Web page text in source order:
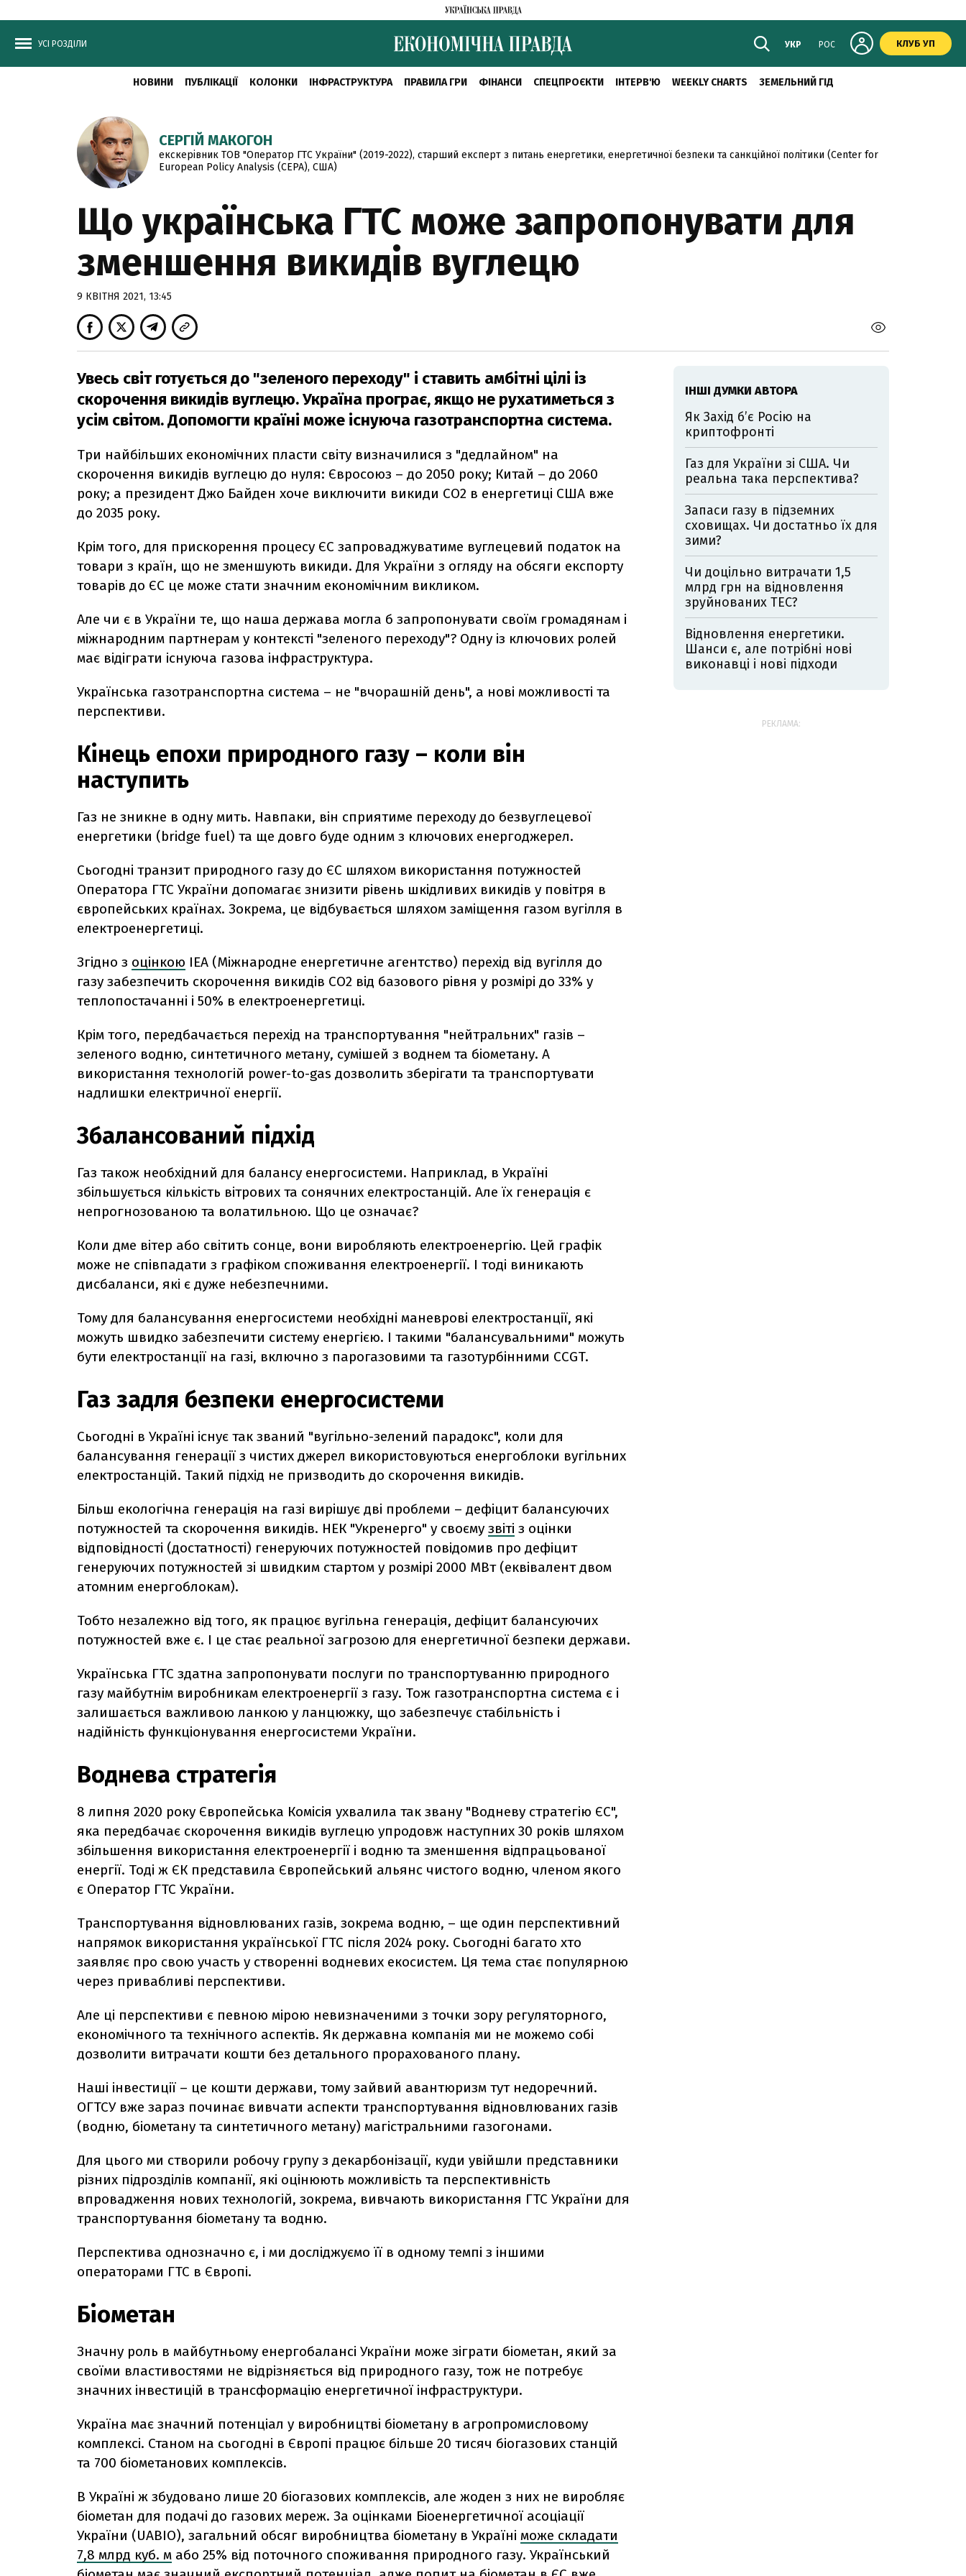
УСІ РОЗДІЛИ УКР РОС КЛУБ УП
НОВИНИ ПУБЛІКАЦІЇ КОЛОНКИ ІНФРАСТРУКТУРА ПРАВИЛА ГРИ ФІНАНСИ СПЕЦПРОЄКТИ ІНТЕРВ'Ю WEEKLY CHARTS ЗЕМЕЛЬНИЙ ГІД
СЕРГІЙ МАКОГОН
екскерівник ТОВ "Оператор ГТС України" (2019-2022), старший експерт з питань енергетики, енергетичної безпеки та санкційної політики (Center for
European Policy Analysis (CEPA), США)
Що українська ГТС може запропонувати для
зменшення викидів вуглецю
9 КВІТНЯ 2021, 13:45
Увесь світ готується до "зеленого переходу" і ставить амбітні цілі із
скорочення викидів вуглецю. Україна програє, якщо не рухатиметься з
усім світом. Допомогти країні може існуюча газотранспортна система.
Три найбільших економічних пласти світу визначилися з "дедлайном" на
скорочення викидів вуглецю до нуля: Євросоюз – до 2050 року; Китай – до 2060
року; а президент Джо Байден хоче виключити викиди СО2 в енергетиці США вже
до 2035 року.
Крім того, для прискорення процесу ЄС запроваджуватиме вуглецевий податок на
товари з країн, що не зменшують викиди. Для України з огляду на обсяги експорту
товарів до ЄС це може стати значним економічним викликом.
Але чи є в України те, що наша держава могла б запропонувати своїм громадянам і
міжнародним партнерам у контексті "зеленого переходу"? Одну із ключових ролей
має відіграти існуюча газова інфраструктура.
Українська газотранспортна система – не "вчорашній день", а нові можливості та
перспективи.
Кінець епохи природного газу – коли він
наступить
Газ не зникне в одну мить. Навпаки, він сприятиме переходу до безвуглецевої
енергетики (bridge fuel) та ще довго буде одним з ключових енергоджерел.
Сьогодні транзит природного газу до ЄС шляхом використання потужностей
Оператора ГТС України допомагає знизити рівень шкідливих викидів у повітря в
європейських країнах. Зокрема, це відбувається шляхом заміщення газом вугілля в
електроенергетиці.
Згідно з оцінкою IEA (Міжнародне енергетичне агентство) перехід від вугілля до
газу забезпечить скорочення викидів СО2 від базового рівня у розмірі до 33% у
теплопостачанні і 50% в електроенергетиці.
Крім того, передбачається перехід на транспортування "нейтральних" газів –
зеленого водню, синтетичного метану, сумішей з воднем та біометану. А
використання технологій power-to-gas дозволить зберігати та транспортувати
надлишки електричної енергії.
Збалансований підхід
Газ також необхідний для балансу енергосистеми. Наприклад, в Україні
збільшується кількість вітрових та сонячних електростанцій. Але їх генерація є
непрогнозованою та волатильною. Що це означає?
Коли дме вітер або світить сонце, вони виробляють електроенергію. Цей графік
може не співпадати з графіком споживання електроенергії. І тоді виникають
дисбаланси, які є дуже небезпечними.
Тому для балансування енергосистеми необхідні маневрові електростанції, які
можуть швидко забезпечити систему енергією. І такими "балансувальними" можуть
бути електростанції на газі, включно з парогазовими та газотурбінними CCGT.
Газ задля безпеки енергосистеми
Сьогодні в Україні існує так званий "вугільно-зелений парадокс", коли для
балансування генерації з чистих джерел використовуються енергоблоки вугільних
електростанцій. Такий підхід не призводить до скорочення викидів.
Більш екологічна генерація на газі вирішує дві проблеми – дефіцит балансуючих
потужностей та скорочення викидів. НЕК "Укренерго" у своєму звіті з оцінки
відповідності (достатності) генеруючих потужностей повідомив про дефіцит
генеруючих потужностей зі швидким стартом у розмірі 2000 МВт (еквівалент двом
атомним енергоблокам).
Тобто незалежно від того, як працює вугільна генерація, дефіцит балансуючих
потужностей вже є. І це стає реальної загрозою для енергетичної безпеки держави.
Українська ГТС здатна запропонувати послуги по транспортуванню природного
газу майбутнім виробникам електроенергії з газу. Тож газотранспортна система є і
залишається важливою ланкою у ланцюжку, що забезпечує стабільність і
надійність функціонування енергосистеми України.
Воднева стратегія
8 липня 2020 року Європейська Комісія ухвалила так звану "Водневу стратегію ЄС",
яка передбачає скорочення викидів вуглецю упродовж наступних 30 років шляхом
збільшення використання електроенергії і водню та зменшення відпрацьованої
енергії. Тоді ж ЄК представила Європейський альянс чистого водню, членом якого
є Оператор ГТС України.
Транспортування відновлюваних газів, зокрема водню, – ще один перспективний
напрямок використання української ГТС після 2024 року. Сьогодні багато хто
заявляє про свою участь у створенні водневих екосистем. Ця тема стає популярною
через привабливі перспективи.
Але ці перспективи є певною мірою невизначеними з точки зору регуляторного,
економічного та технічного аспектів. Як державна компанія ми не можемо собі
дозволити витрачати кошти без детального прорахованого плану.
Наші інвестиції – це кошти держави, тому зайвий авантюризм тут недоречний.
ОГТСУ вже зараз починає вивчати аспекти транспортування відновлюваних газів
(водню, біометану та синтетичного метану) магістральними газогонами.
Для цього ми створили робочу групу з декарбонізації, куди увійшли представники
різних підрозділів компанії, які оцінюють можливість та перспективність
впровадження нових технологій, зокрема, вивчають використання ГТС України для
транспортування біометану та водню.
Перспектива однозначно є, і ми досліджуємо її в одному темпі з іншими
операторами ГТС в Європі.
Біометан
Значну роль в майбутньому енергобалансі України може зіграти біометан, який за
своїми властивостями не відрізняється від природного газу, тож не потребує
значних інвестицій в трансформацію енергетичної інфраструктури.
Україна має значний потенціал у виробництві біометану в агропромисловому
комплексі. Станом на сьогодні в Європі працює більше 20 тисяч біогазових станцій
та 700 біометанових комплексів.
В Україні ж збудовано лише 20 біогазових комплексів, але жоден з них не виробляє
біометан для подачі до газових мереж. За оцінками Біоенергетичної асоціації
України (UABIO), загальний обсяг виробництва біометану в Україні може складати
7,8 млрд куб. м або 25% від поточного споживання природного газу. Український
ІНШІ ДУМКИ АВТОРА
Як Захід бʼє Росію на
криптофронті
Газ для України зі США. Чи
реальна така перспектива?
Запаси газу в підземних
сховищах. Чи достатньо їх для
зими?
Чи доцільно витрачати 1,5
млрд грн на відновлення
зруйнованих ТЕС?
Відновлення енергетики.
Шанси є, але потрібні нові
виконавці і нові підходи
РЕКЛАМА: